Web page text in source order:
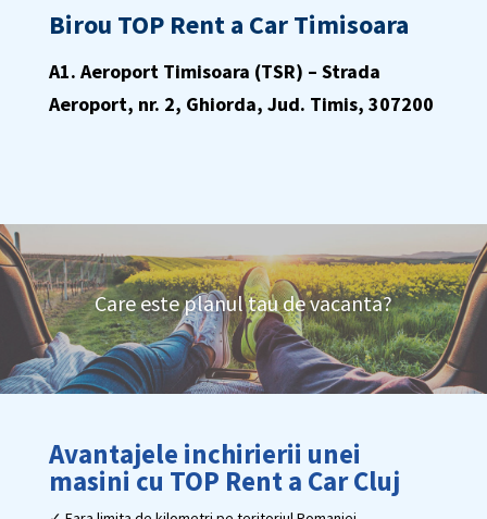
Birou TOP Rent a Car Timisoara
A1. Aeroport Timisoara (TSR) – Strada
Aeroport, nr. 2, Ghiorda, Jud. Timis, 307200
Care este planul tau de vacanta?
Avantajele inchirierii unei
masini cu TOP Rent a Car Cluj